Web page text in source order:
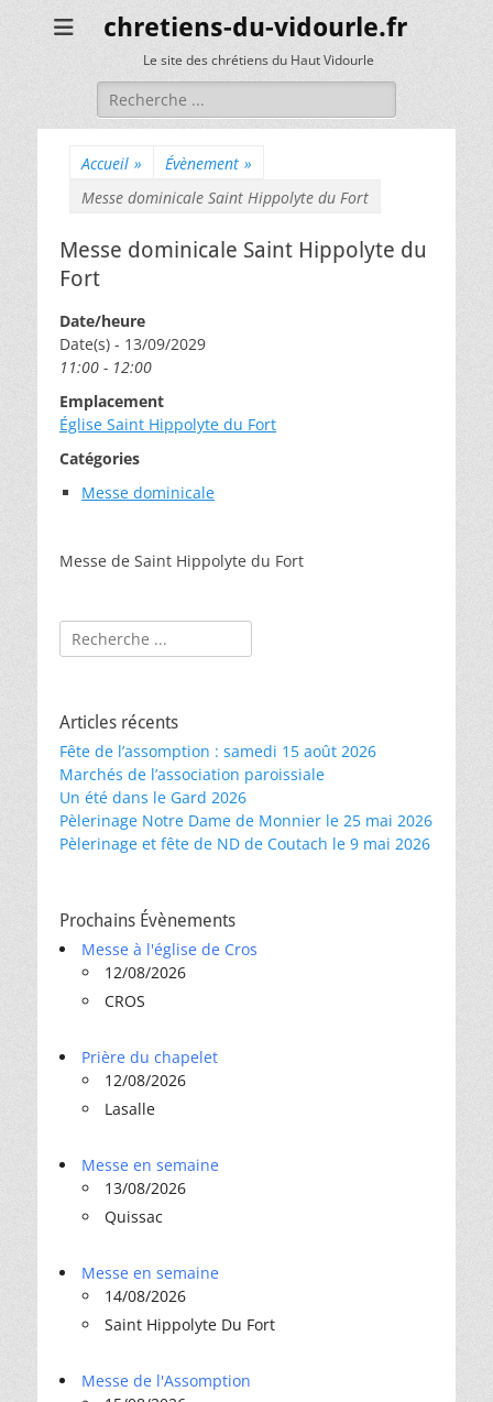
chretiens-du-vidourle.fr
Le site des chrétiens du Haut Vidourle
Rechercher :
Accueil » Évènement »
Messe dominicale Saint Hippolyte du Fort
Messe dominicale Saint Hippolyte du
Fort
Date/heure
Date(s) - 13/09/2029
11:00 - 12:00
Emplacement
Église Saint Hippolyte du Fort
Catégories
Messe dominicale
Messe de Saint Hippolyte du Fort
Rechercher :
Articles récents
Fête de l’assomption : samedi 15 août 2026
Marchés de l’association paroissiale
Un été dans le Gard 2026
Pèlerinage Notre Dame de Monnier le 25 mai 2026
Pèlerinage et fête de ND de Coutach le 9 mai 2026
Prochains Évènements
Messe à l'église de Cros
12/08/2026
CROS
Prière du chapelet
12/08/2026
Lasalle
Messe en semaine
13/08/2026
Quissac
Messe en semaine
14/08/2026
Saint Hippolyte Du Fort
Messe de l'Assomption